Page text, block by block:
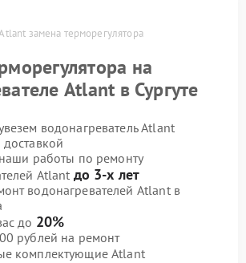
замена терморегулятора
на
Atlant в Сургуте
водонагреватель Atlant
работы по ремонту
Atlant до 3-х лет
водонагревателей Atlant в
до 20%
рублей на ремонт
комплектующие Atlant